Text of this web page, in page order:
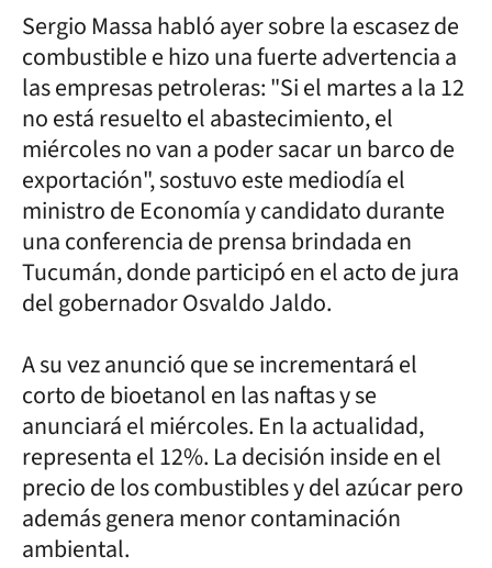
Sergio Massa habló ayer sobre la escasez de
combustible e hizo una fuerte advertencia a
las empresas petroleras: "Si el martes a la 12
no está resuelto el abastecimiento, el
miércoles no van a poder sacar un barco de
exportación", sostuvo este mediodía el
ministro de Economía y candidato durante
una conferencia de prensa brindada en
Tucumán, donde participó en el acto de jura
del gobernador Osvaldo Jaldo.
A su vez anunció que se incrementará el
corto de bioetanol en las naftas y se
anunciará el miércoles. En la actualidad,
representa el 12%. La decisión inside en el
precio de los combustibles y del azúcar pero
además genera menor contaminación
ambiental.